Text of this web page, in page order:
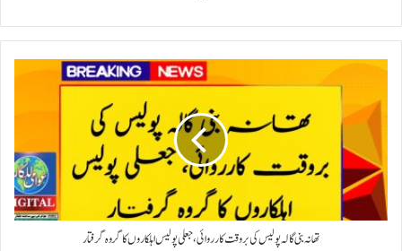
تھانہ بنی گالہ پولیس کی بروقت کارروائی، جعلی پولیس اہلکاروں کا گروہ گرفتار